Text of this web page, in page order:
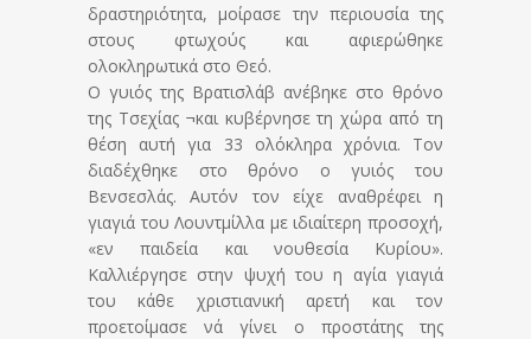
δραστηριότητα, μοίρασε την περιουσία της
στους φτωχούς και αφιερώθηκε
ολοκληρωτικά στο Θεό.
Ο γυιός της Βρατισλάβ ανέβηκε στο θρόνο
της Τσεχίας ¬και κυβέρνησε τη χώρα από τη
θέση αυτή για 33 ολόκληρα χρόνια. Τον
διαδέχθηκε στο θρόνο ο γυιός του
Βενσεσλάς. Αυτόν τον είχε αναθρέφει η
γιαγιά του Λουντμίλλα με ιδιαίτερη προσοχή,
«εν παιδεία και νουθεσία Κυρίου».
Καλλιέργησε στην ψυχή του η αγία γιαγιά
του κάθε χριστιανική αρετή και τον
προετοίμασε νά γίνει ο προστάτης της